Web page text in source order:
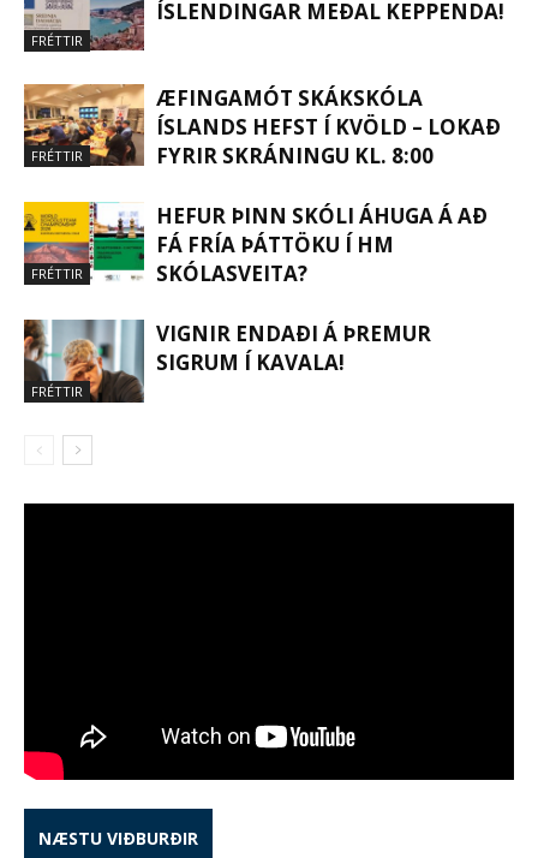
FRÉTTIR
ÍSLENDINGAR MEÐAL KEPPENDA!
FRÉTTIR
ÆFINGAMÓT SKÁKSKÓLA
ÍSLANDS HEFST Í KVÖLD – LOKAÐ
FYRIR SKRÁNINGU KL. 8:00
FRÉTTIR
HEFUR ÞINN SKÓLI ÁHUGA Á AÐ
FÁ FRÍA ÞÁTTÖKU Í HM
SKÓLASVEITA?
FRÉTTIR
VIGNIR ENDAÐI Á ÞREMUR
SIGRUM Í KAVALA!
NÆSTU VIÐBURÐIR